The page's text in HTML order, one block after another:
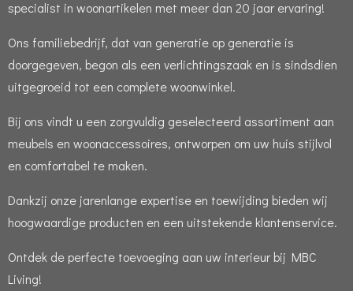
specialist in woonartikelen met meer dan 20 jaar ervaring!
Ons familiebedrijf, dat van generatie op generatie is
doorgegeven, begon als een verlichtingszaak en is sindsdien
uitgegroeid tot een complete woonwinkel.
Bij ons vindt u een zorgvuldig geselecteerd assortiment aan
meubels en woonaccessoires, ontworpen om uw huis stijlvol
en comfortabel te maken.
Dankzij onze jarenlange expertise en toewijding bieden wij
hoogwaardige producten en een uitstekende klantenservice.
Ontdek de perfecte toevoeging aan uw interieur bij MBC
Living!